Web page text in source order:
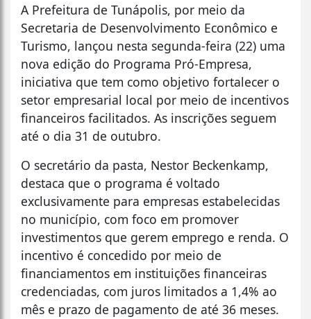
A Prefeitura de Tunápolis, por meio da
Secretaria de Desenvolvimento Econômico e
Turismo, lançou nesta segunda-feira (22) uma
nova edição do Programa Pró-Empresa,
iniciativa que tem como objetivo fortalecer o
setor empresarial local por meio de incentivos
financeiros facilitados. As inscrições seguem
até o dia 31 de outubro.
O secretário da pasta, Nestor Beckenkamp,
destaca que o programa é voltado
exclusivamente para empresas estabelecidas
no município, com foco em promover
investimentos que gerem emprego e renda. O
incentivo é concedido por meio de
financiamentos em instituições financeiras
credenciadas, com juros limitados a 1,4% ao
mês e prazo de pagamento de até 36 meses.